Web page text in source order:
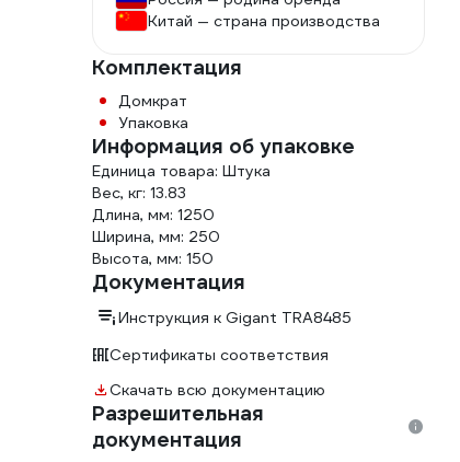
Китай — страна производства
Комплектация
Домкрат
Упаковка
Информация об упаковке
Единица товара: Штука
Вес, кг: 13.83
Длина, мм: 1250
Ширина, мм: 250
Высота, мм: 150
Документация
Инструкция к Gigant TRA8485
Сертификаты соответствия
Скачать всю документацию
Разрешительная
документация